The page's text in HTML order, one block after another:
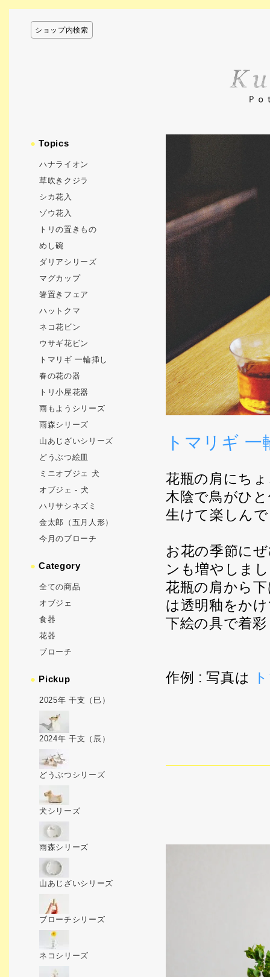
ショップ内検索
トマリギ 一
花瓶の肩にち
木陰で鳥がひ
生けて楽しん
お花の季節に
ンも増やしま
花瓶の肩から
は透明釉をか
下絵の具で着
作例 : 写真は
●Topics
ハナライオン
草吹きクジラ
シカ花入
ゾウ花入
トリの置きもの
めし碗
ダリアシリーズ
マグカップ
箸置きフェア
ハットクマ
ネコ花ビン
ウサギ花ビン
トマリギ 一輪挿し
春の花の器
トリ小屋花器
雨もようシリーズ
雨森シリーズ
山あじざいシリーズ
どうぶつ絵皿
ミニオブジェ 犬
オブジェ - 犬
ハリサシネズミ
金太郎（五月人形）
今月のブローチ
●Category
全ての商品
オブジェ
食器
花器
ブローチ
● Pickup
2025年 干支（巳）
2024年 干支（辰）
どうぶつシリーズ
犬シリーズ
雨森シリーズ
山あじざいシリーズ
ブローチシリーズ
ネコシリーズ